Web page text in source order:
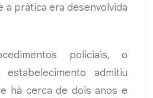
a prática era desenvolvida
policiais, o
admitiu
há cerca de dois anos e